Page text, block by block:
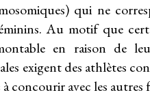
qui ne
Au motif que
en raison de
exigent des athlètes
concourir avec les